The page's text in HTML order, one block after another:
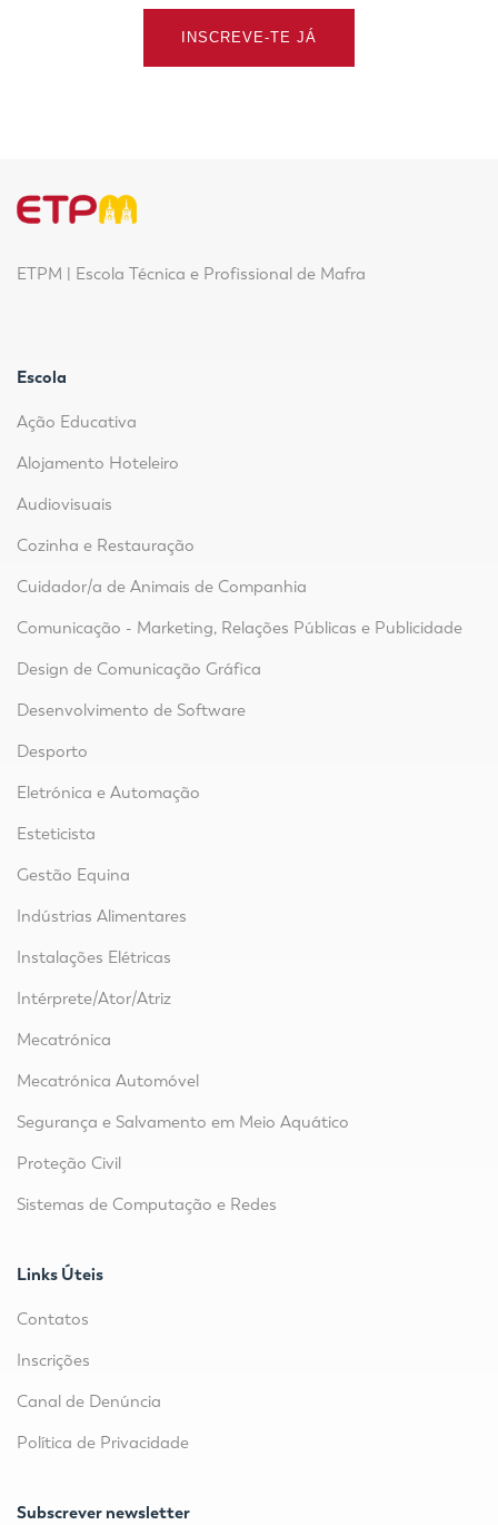
INSCREVE-TE JÁ
ETPM | Escola Técnica e Profissional de Mafra
Escola
Ação Educativa
Alojamento Hoteleiro
Audiovisuais
Cozinha e Restauração
Cuidador/a de Animais de Companhia
Comunicação - Marketing, Relações Públicas e Publicidade
Design de Comunicação Gráfica
Desenvolvimento de Software
Desporto
Eletrónica e Automação
Esteticista
Gestão Equina
Indústrias Alimentares
Instalações Elétricas
Intérprete/Ator/Atriz
Mecatrónica
Mecatrónica Automóvel
Segurança e Salvamento em Meio Aquático
Proteção Civil
Sistemas de Computação e Redes
Links Úteis
Contatos
Inscrições
Canal de Denúncia
Política de Privacidade
Subscrever newsletter